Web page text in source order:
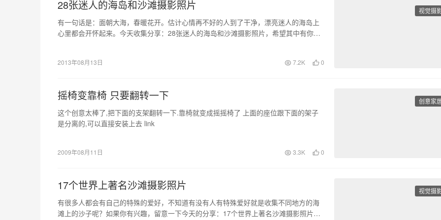
视觉摄
28张迷人的海岛和沙滩摄影照片
有一句话是：面朝大海，春暖花开。估计心情再不好的人到了干净，漂亮迷人的海岛上
心里都会开怀起来。今天收集分享：28张迷人的海岛和沙滩摄影照片，希望其中有你喜
2013年08月13日 7.2K 0
创意家
摇椅变靠椅 只要翻转一下
这个创意太棒了,把下面的支架翻转一下.靠椅就变成摇摇椅了 上面的座位跟下面的架子
是分离的,可以直接安装上去 link
2009年08月11日 3.3K 0
视觉摄
17个世界上著名沙滩摄影照片
有很多人都会有自己的特殊的爱好，不知道有没有人有特殊爱好就是收集不同地方的海
滩上的沙子呢？如果你有兴趣，留意一下今天的分享：17个世界上著名沙滩摄影照片，